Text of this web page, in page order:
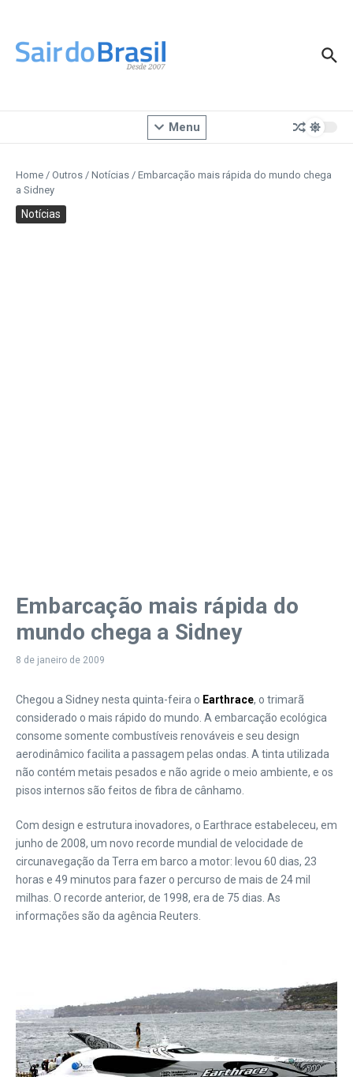
Menu
Home / Outros / Notícias / Embarcação mais rápida do mundo chega
a Sidney
Notícias
Embarcação mais rápida do
mundo chega a Sidney
8 de janeiro de 2009
Chegou a Sidney nesta quinta-feira o Earthrace, o trimarã
considerado o mais rápido do mundo. A embarcação ecológica
consome somente combustíveis renováveis e seu design
aerodinâmico facilita a passagem pelas ondas. A tinta utilizada
não contém metais pesados e não agride o meio ambiente, e os
pisos internos são feitos de fibra de cânhamo.
Com design e estrutura inovadores, o Earthrace estabeleceu, em
junho de 2008, um novo recorde mundial de velocidade de
circunavegação da Terra em barco a motor: levou 60 dias, 23
horas e 49 minutos para fazer o percurso de mais de 24 mil
milhas. O recorde anterior, de 1998, era de 75 dias. As
informações são da agência Reuters.